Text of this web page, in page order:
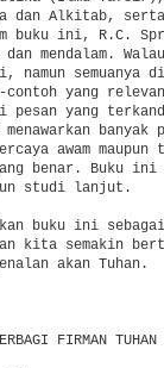
dan Alkitab,
buku ini, R.C.
mendalam.
namun semuanya
contoh yang
pesan yang
banyak
awam
benar. Buku ini
studi lanjut.
buku ini sebagai
kita semakin
akan Tuhan.
FIRMAN TUHAN